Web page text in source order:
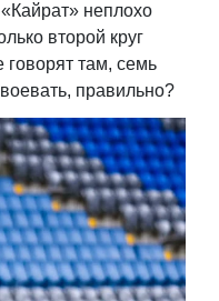
неплохо
второй круг
там, семь
правильно?